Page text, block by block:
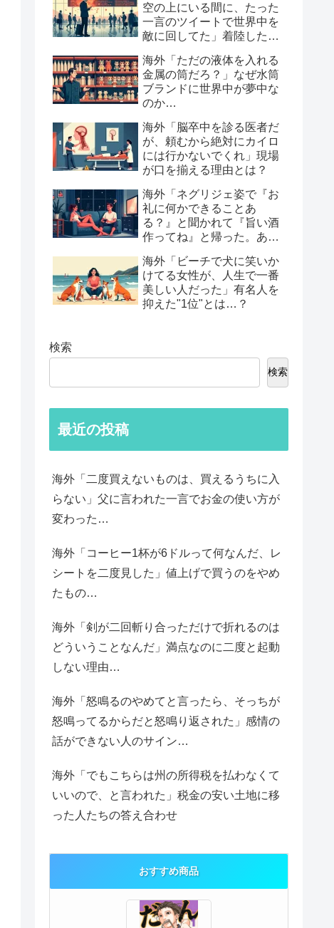
空の上にいる間に、たった
一言のツイートで世界中を
敵に回してた」着陸したら
海外「ただの液体を入れる
金属の筒だろ？」なぜ水筒
ブランドに世界中が夢中な
のか…
海外「脳卒中を診る医者だ
が、頼むから絶対にカイロ
には行かないでくれ」現場
が口を揃える理由とは？
海外「ネグリジェ姿で『お
礼に何かできることあ
る？』と聞かれて『旨い酒
作ってね』と帰った。あれ
る男たちの後悔談…
海外「ビーチで犬に笑いか
けてる女性が、人生で一番
美しい人だった」有名人を
抑えた"1位"とは…？
検索
検索
最近の投稿
海外「二度買えないものは、買えるうちに入
らない」父に言われた一言でお金の使い方が
変わった…
海外「コーヒー1杯が6ドルって何なんだ、レ
シートを二度見した」値上げで買うのをやめ
たもの…
海外「剣が二回斬り合っただけで折れるのは
どういうことなんだ」満点なのに二度と起動
しない理由…
海外「怒鳴るのやめてと言ったら、そっちが
怒鳴ってるからだと怒鳴り返された」感情の
話ができない人のサイン…
海外「でもこちらは州の所得税を払わなくて
いいので、と言われた」税金の安い土地に移
った人たちの答え合わせ
おすすめ商品